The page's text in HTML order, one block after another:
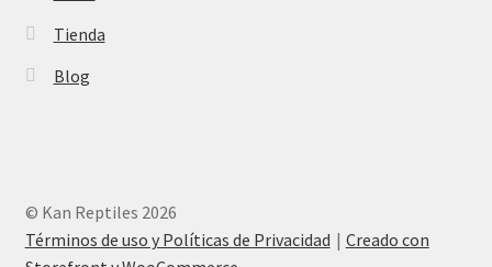
Tienda
Blog
© Kan Reptiles 2026
Términos de uso y Políticas de Privacidad
Creado con